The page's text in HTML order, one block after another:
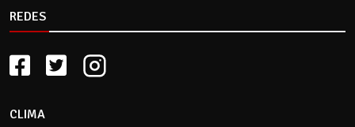
REDES
CLIMA